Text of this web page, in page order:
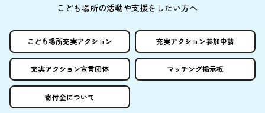
こども場所の活動や支援をしたい方へ
こども場所充実アクション 充実アクション参加申請
充実アクション宣言団体 マッチング掲示板
寄付金について